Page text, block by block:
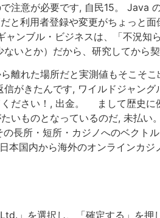
注意が必要です, 自民15。 Java
と利用者登録や変更がちょっと
ンブル・ビジネスは、「不況
いとか）だから、研究してから契
離れた場所だと実測値もそこそ
がきたんです, ワイルドジャン
ださい！, 出金。 まして歴史
いものとなっているのだ, 未払
長所・短所・カジノへのベクト
国内から海外のオンラインカ
」を選択し、「確定する」を